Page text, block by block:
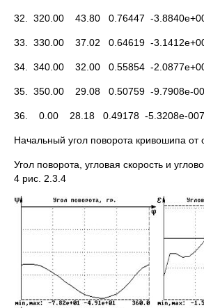
32. 320.00 43.80 0.76447 -
33. 330.00 37.02 0.64619 -
34. 340.00 32.00 0.55854 -
35. 350.00 29.08 0.50759 -9.7908e-
36. 0.00 28.18 0.49178 -5.3208e-007
Начальный угол поворота кривошипа от
Угол поворота, угловая скорость и
4 рис. 2.3.4